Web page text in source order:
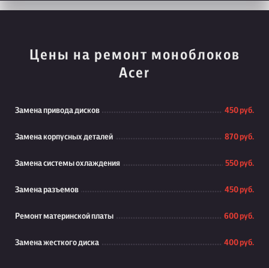
Цены на ремонт моноблоков
Acer
Замена привода дисков 450 руб.
Замена корпусных деталей 870 руб.
Замена системы охлаждения 550 руб.
Замена разъемов 450 руб.
Ремонт материнской платы 600 руб.
Замена жесткого диска 400 руб.